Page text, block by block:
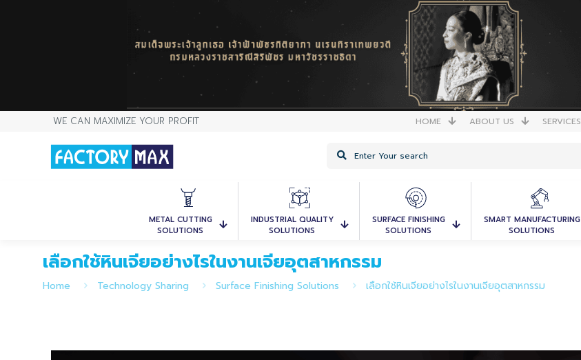
WE CAN MAXIMIZE YOUR PROFIT HOME ABOUT US SERVICES
METAL CUTTING
SOLUTIONS
INDUSTRIAL QUALITY
SOLUTIONS
SURFACE FINISHING
SOLUTIONS
SMART MANUFACTURING
SOLUTIONS
เลือกใช้หินเจียอย่างไรในงานเจียอุตสาหกรรม
Home Technology Sharing Surface Finishing Solutions เลือกใช้หินเจียอย่างไรในงานเจียอุตสาหกรรม